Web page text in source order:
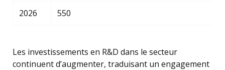
2026 550
Les investissements en R&D dans le secteur
continuent d’augmenter, traduisant un engagement